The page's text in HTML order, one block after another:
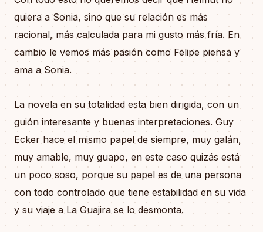
quiera a Sonia, sino que su relación es más
racional, más calculada para mi gusto más fría. En
cambio le vemos más pasión como Felipe piensa y
ama a Sonia.
La novela en su totalidad esta bien dirigida, con un
guión interesante y buenas interpretaciones. Guy
Ecker hace el mismo papel de siempre, muy galán,
muy amable, muy guapo, en este caso quizás está
un poco soso, porque su papel es de una persona
con todo controlado que tiene estabilidad en su vida
y su viaje a La Guajira se lo desmonta.